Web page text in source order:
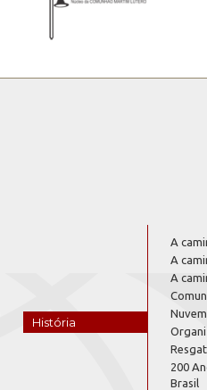
História
A
A
A
200
Brasil